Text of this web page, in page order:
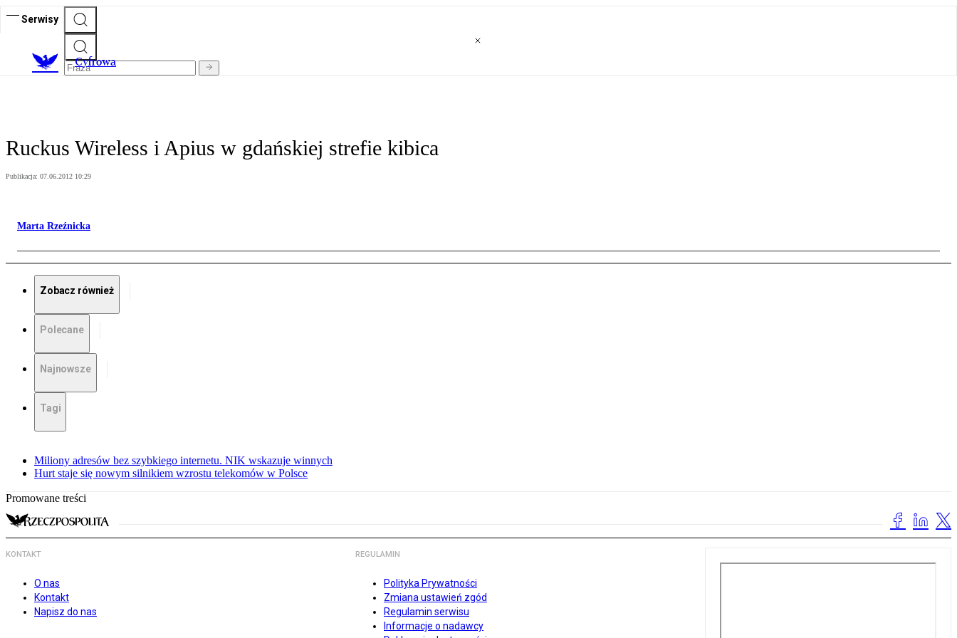
Serwisy
Cyfrowa
Ruckus Wireless i Apius w gdańskiej strefie kibica
Publikacja: 07.06.2012 10:29
Marta Rzeźnicka
Zobacz również
Polecane
Najnowsze
Tagi
Miliony adresów bez szybkiego internetu. NIK wskazuje winnych
Hurt staje się nowym silnikiem wzrostu telekomów w Polsce
Promowane treści
KONTAKT
O nas
Kontakt
Napisz do nas
REGULAMIN
Polityka Prywatności
Zmiana ustawień zgód
Regulamin serwisu
Informacje o nadawcy